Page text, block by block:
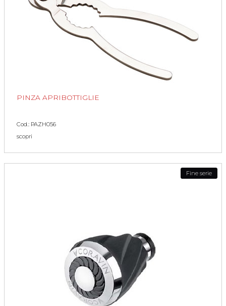
PINZA APRIBOTTIGLIE
Cod.: PAZH056
scopri
Fine serie